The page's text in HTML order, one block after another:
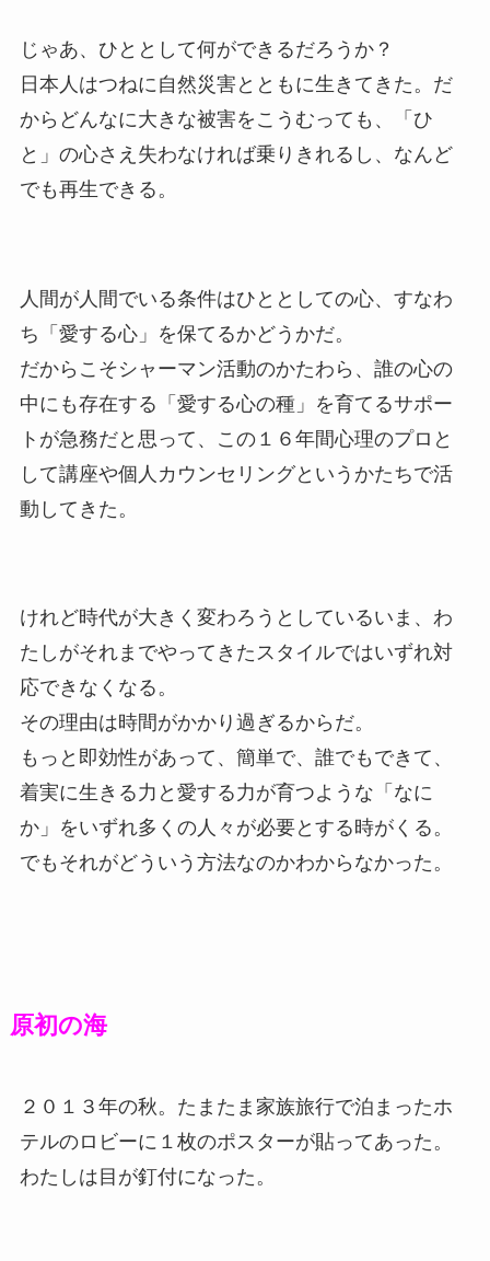
じゃあ、ひととして何ができるだろうか？
日本人はつねに自然災害とともに生きてきた。だ
からどんなに大きな被害をこうむっても、「ひ
と」の心さえ失わなければ乗りきれるし、なんど
でも再生できる。
人間が人間でいる条件はひととしての心、すなわ
ち「愛する心」を保てるかどうかだ。
だからこそシャーマン活動のかたわら、誰の心の
中にも存在する「愛する心の種」を育てるサポー
トが急務だと思って、この１６年間心理のプロと
して講座や個人カウンセリングというかたちで活
動してきた。
けれど時代が大きく変わろうとしているいま、わ
たしがそれまでやってきたスタイルではいずれ対
応できなくなる。
その理由は時間がかかり過ぎるからだ。
もっと即効性があって、簡単で、誰でもできて、
着実に生きる力と愛する力が育つような「なに
か」をいずれ多くの人々が必要とする時がくる。
でもそれがどういう方法なのかわからなかった。
原初の海
２０１３年の秋。たまたま家族旅行で泊まったホ
テルのロビーに１枚のポスターが貼ってあった。
わたしは目が釘付になった。